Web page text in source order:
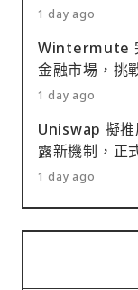
1 day ago
Wintermute
金融市場，挑
1 day ago
Uniswap 擬推
露新機制，正
1 day ago